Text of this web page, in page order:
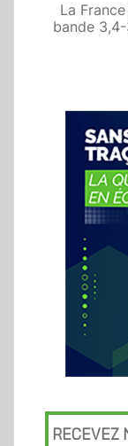
La
bande
RECEVEZ